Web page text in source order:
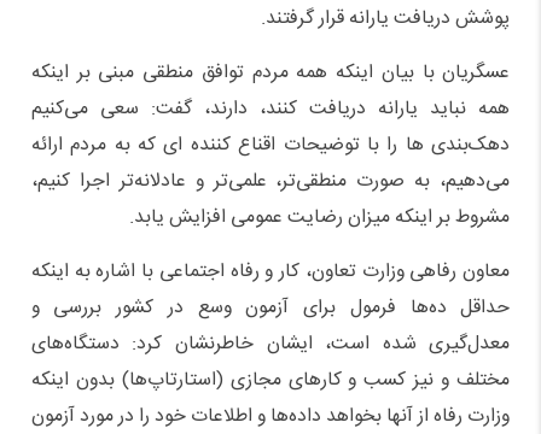
پوشش دریافت یارانه قرار گرفتند.
عسگریان با بیان اینکه همه مردم توافق منطقی مبنی بر اینکه
همه نباید یارانه دریافت کنند، دارند، گفت: سعی می‌کنیم
دهک‌بندی ها را با توضیحات اقناع کننده ای که به مردم ارائه
می‌دهیم، به صورت منطقی‌تر، علمی‌تر و عادلانه‌تر اجرا کنیم،
مشروط بر اینکه میزان رضایت عمومی افزایش یابد.
معاون رفاهی وزارت تعاون، کار و رفاه اجتماعی با اشاره به اینکه
حداقل ده‌ها فرمول برای آزمون وسع در کشور بررسی و
معدل‌گیری شده است، ایشان خاطرنشان کرد: دستگاه‌های
مختلف و نیز کسب و کارهای مجازی (استارتاپ‌ها) بدون اینکه
وزارت رفاه از آنها بخواهد داده‌ها و اطلاعات خود را در مورد آزمون